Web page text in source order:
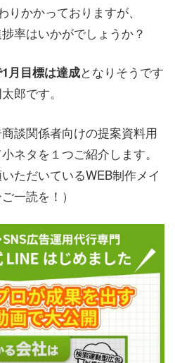
かかっておりますが、
率はいかがでしょうか？
月目標は達成となりそうです
郎です。
談関係者向けの提案資料用
ネタを１つご紹介します。
ただいているWEB制作メイ
一読を！）